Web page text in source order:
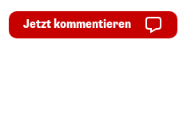
Jetzt kommentieren